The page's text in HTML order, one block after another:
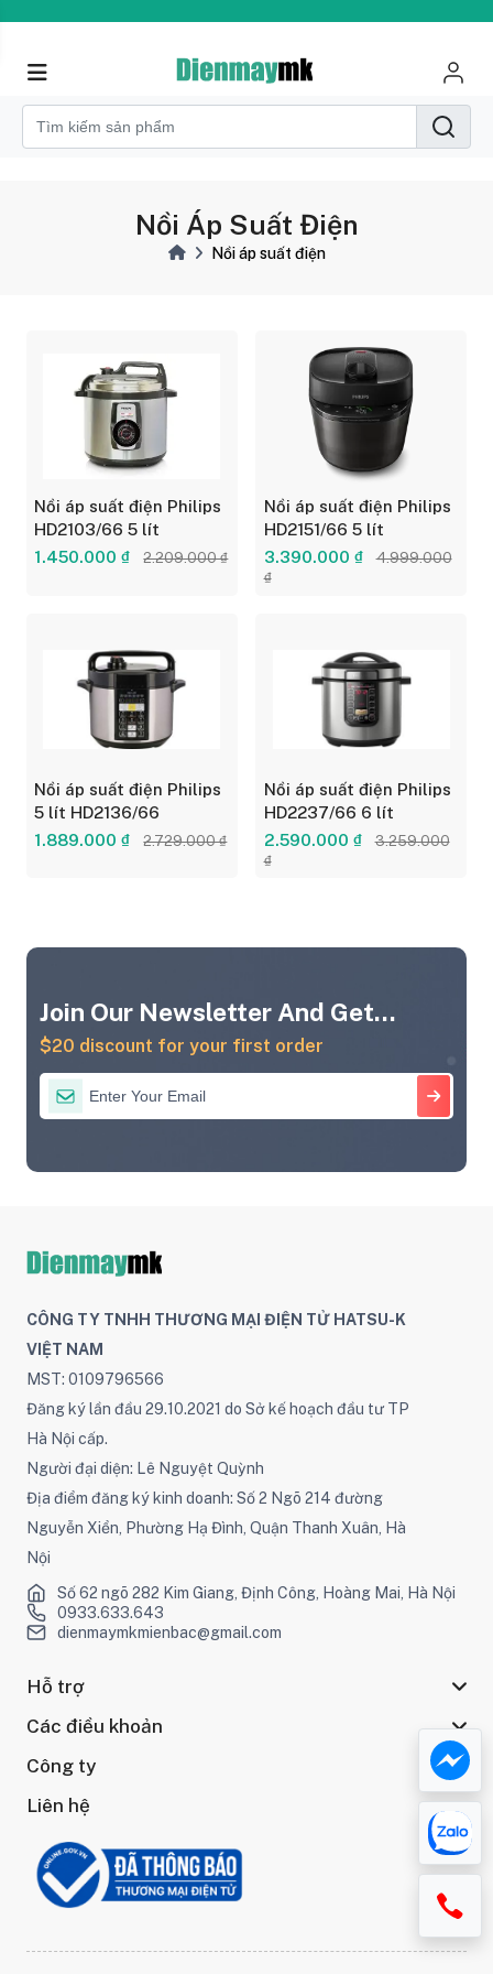
Nồi Áp Suất Điện
Nồi áp suất điện
Nồi áp suất điện Philips
HD2103/66 5 lít
1.450.000 ₫
2.209.000 ₫
Nồi áp suất điện Philips
HD2151/66 5 lít
3.390.000 ₫
4.999.000
₫
Nồi áp suất điện Philips
5 lít HD2136/66
1.889.000 ₫
2.729.000 ₫
Nồi áp suất điện Philips
HD2237/66 6 lít
2.590.000 ₫
3.259.000
₫
Join Our Newsletter And Get...
$20 discount for your first order
CÔNG TY TNHH THƯƠNG MẠI ĐIỆN TỬ HATSU-K
VIỆT NAM
MST: 0109796566
Đăng ký lần đầu 29.10.2021 do Sở kế hoạch đầu tư TP
Hà Nội cấp.
Người đại diện: Lê Nguyệt Quỳnh
Địa điểm đăng ký kinh doanh: Số 2 Ngõ 214 đường
Nguyễn Xiển, Phường Hạ Đình, Quận Thanh Xuân, Hà
Nội
Số 62 ngõ 282 Kim Giang, Định Công, Hoàng Mai, Hà Nội
0933.633.643
dienmaymkmienbac@gmail.com
Hỗ trợ
Các điều khoản
Công ty
Liên hệ